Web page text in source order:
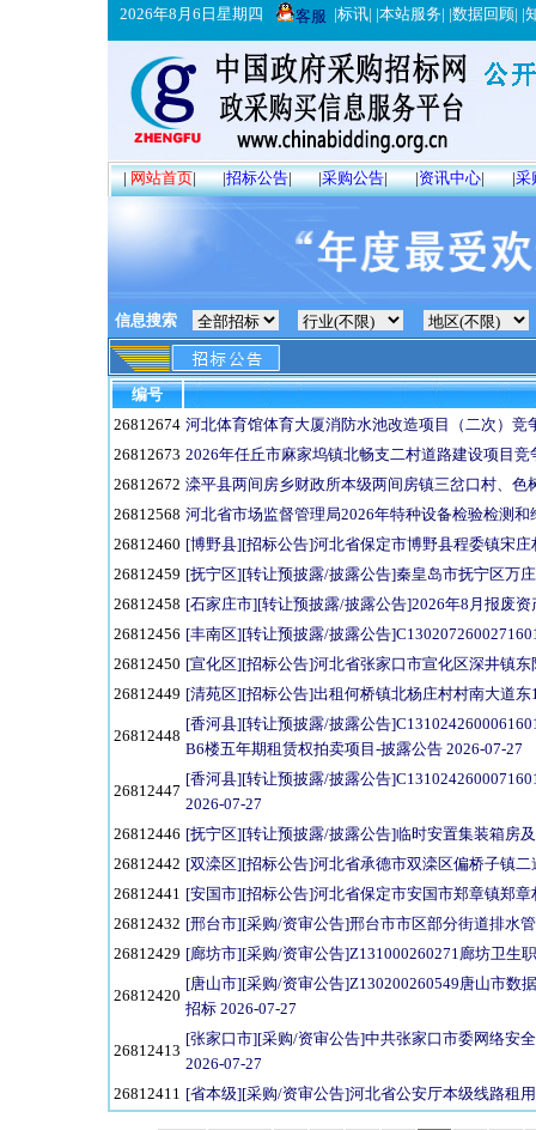
2026年8月6日星期四 客服 |标讯| |本站服务| |数据回顾| |
|网站首页| |招标公告| |采购公告| |资讯中心| |采
信息搜索
编号
26812674 河北体育馆体育大厦消防水池改造项目（二次）竞
26812673 2026年任丘市麻家坞镇北畅支二村道路建设项目竞
26812672 滦平县两间房乡财政所本级两间房镇三岔口村、
26812568 河北省市场监督管理局2026年特种设备检验检测
26812460 [博野县][招标公告]河北省保定市博野县程委镇宋
26812459 [抚宁区][转让预披露/披露公告]秦皇岛市抚宁区万
26812458 [石家庄市][转让预披露/披露公告]2026年8月报废
26812456 [丰南区][转让预披露/披露公告
26812450 [宣化区][招标公告]河北省张家口市宣化区深井镇
26812449 [清苑区][招标公告]出租何桥镇北杨庄村村南大道
26812448
[香河县][转让预披露/披露公告
B6楼五年期租赁权拍卖项目-披露公告 2026-07-27
26812447
[香河县][转让预披露/披露公告
2026-07-27
26812446 [抚宁区][转让预披露/披露公告]临时安置集装箱房
26812442 [双滦区][招标公告]河北省承德市双滦区偏桥子镇
26812441 [安国市][招标公告]河北省保定市安国市郑章镇郑
26812432 [邢台市][采购/资审公告]邢台市市区部分街道排水
26812429 [廊坊市][采购/资审公告]Z131000260271廊坊卫生
26812420
[唐山市][采购/资审公告]Z130200260549唐山市数
招标 2026-07-27
26812413
[张家口市][采购/资审公告]中共张家口市委网络安
2026-07-27
26812411 [省本级][采购/资审公告]河北省公安厅本级线路租